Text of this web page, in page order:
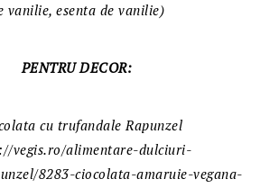
vanilie, esenta de vanilie)
PENTRU DECOR:
cu trufandale Rapunzel
vegis.ro/alimentare-dulciuri-
8283-ciocolata-amaruie-vegana-